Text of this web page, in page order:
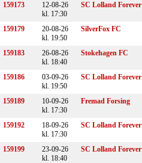
159173
12-08-26
kl. 17:30
SC Lolland Forever
159179
20-08-26
kl. 19:50
SilverFox FC
159183
26-08-26
kl. 18:40
Stokehagen FC
159186
03-09-26
kl. 19:50
SC Lolland Forever
159189
10-09-26
kl. 17:30
Fremad Forsing
159192
18-09-26
kl. 17:30
SC Lolland Forever
159199
23-09-26
kl. 18:40
SC Lolland Forever